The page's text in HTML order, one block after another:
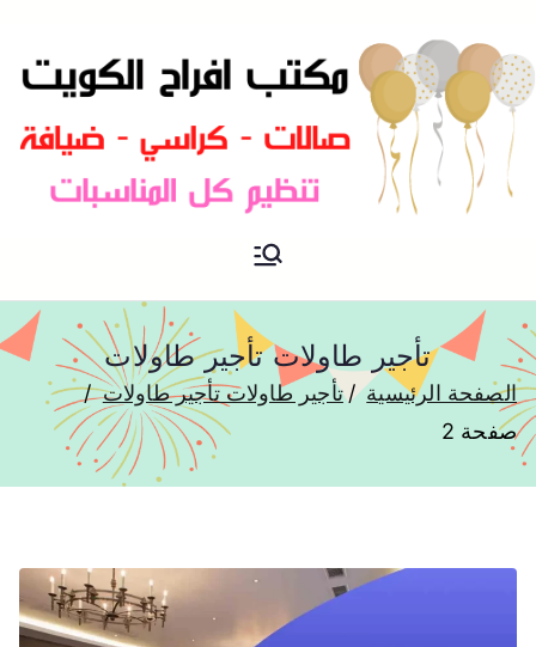
مكتب افراح و مناسبات و زواج و
تأجير طاولات تأجير طاولات
الصفحة الرئيسية
تأجير طاولات تأجير طاولات
صفحة 2